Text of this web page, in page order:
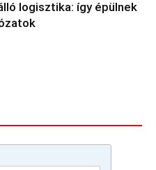
logisztika: így épülnek